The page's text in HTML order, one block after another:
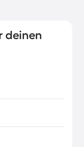
mit Hund in
deinen